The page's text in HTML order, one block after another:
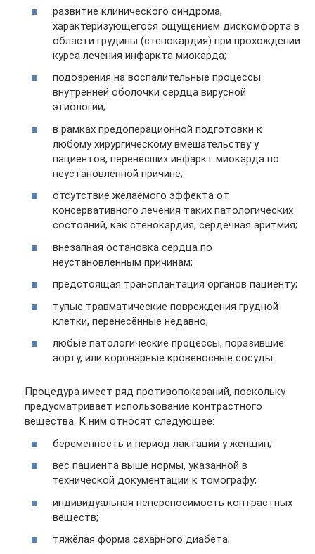
развитие клинического синдрома,
характеризующегося ощущением дискомфорта в
области грудины (стенокардия) при прохождении
курса лечения инфаркта миокарда;
подозрения на воспалительные процессы
внутренней оболочки сердца вирусной
этиологии;
в рамках предоперационной подготовки к
любому хирургическому вмешательству у
пациентов, перенёсших инфаркт миокарда по
неустановленной причине;
отсутствие желаемого эффекта от
консервативного лечения таких патологических
состояний, как стенокардия, сердечная аритмия;
внезапная остановка сердца по
неустановленным причинам;
предстоящая трансплантация органов пациенту;
тупые травматические повреждения грудной
клетки, перенесённые недавно;
любые патологические процессы, поразившие
аорту, или коронарные кровеносные сосуды.
Процедура имеет ряд противопоказаний, поскольку
предусматривает использование контрастного
вещества. К ним относят следующее:
беременность и период лактации у женщин;
вес пациента выше нормы, указанной в
технической документации к томографу;
индивидуальная непереносимость контрастных
веществ;
тяжёлая форма сахарного диабета;